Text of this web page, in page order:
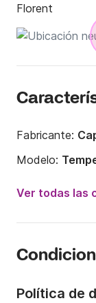
Florent
Fabricante:
Modelo:
Capacidad a
Ver todas las
Política de